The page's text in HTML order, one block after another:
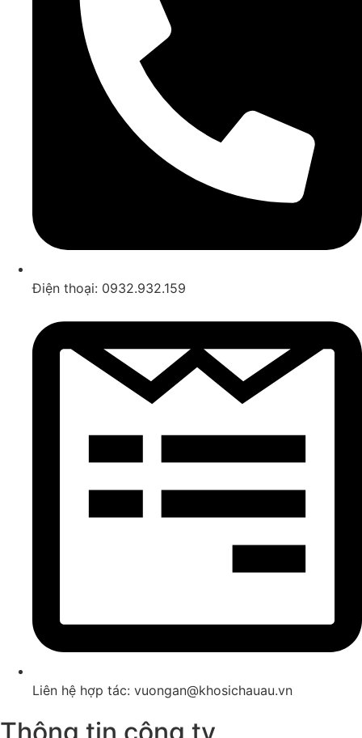
Điện thoại: 0932.932.159
Liên hệ hợp tác: vuongan@khosichauau.vn